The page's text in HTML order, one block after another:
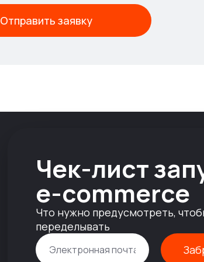
Отправить заявку
Чек-лист
e-commerce
Что нужно предусмотреть,
переделывать